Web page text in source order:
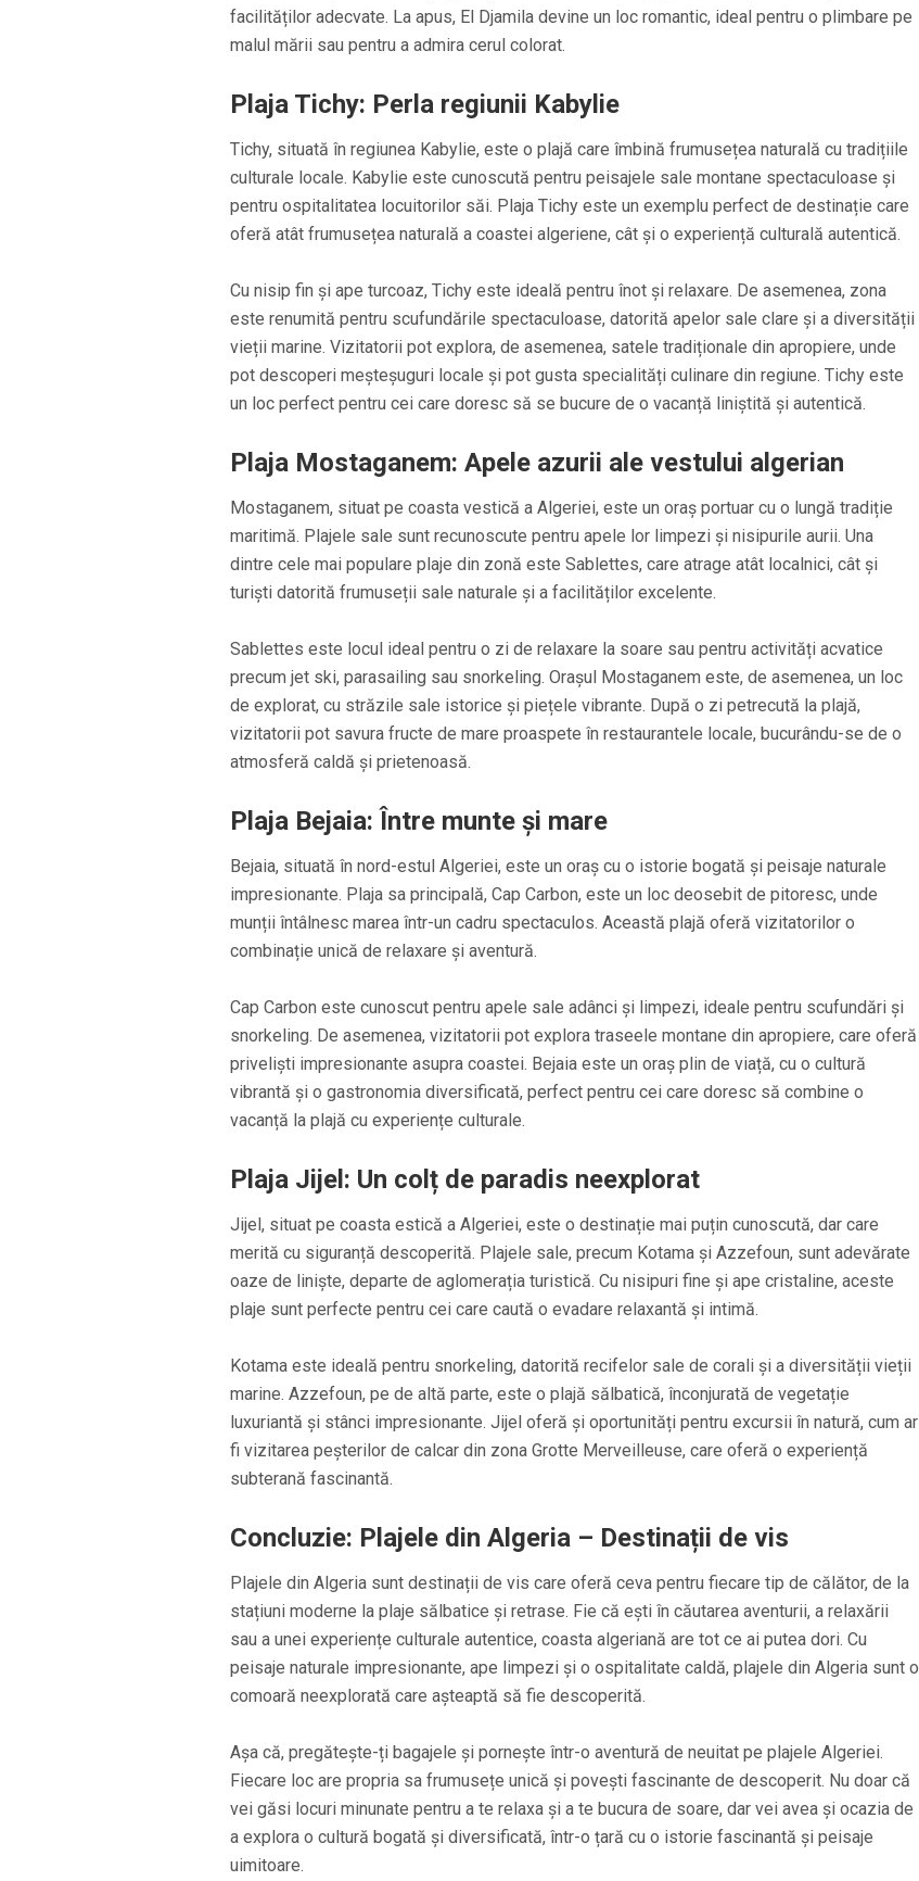
facilităților adecvate. La apus, El Djamila devine un loc romantic, ideal pentru o plimbare pe
malul mării sau pentru a admira cerul colorat.
Plaja Tichy: Perla regiunii Kabylie
Tichy, situată în regiunea Kabylie, este o plajă care îmbină frumusețea naturală cu tradițiile
culturale locale. Kabylie este cunoscută pentru peisajele sale montane spectaculoase și
pentru ospitalitatea locuitorilor săi. Plaja Tichy este un exemplu perfect de destinație care
oferă atât frumusețea naturală a coastei algeriene, cât și o experiență culturală autentică.
Cu nisip fin și ape turcoaz, Tichy este ideală pentru înot și relaxare. De asemenea, zona
este renumită pentru scufundările spectaculoase, datorită apelor sale clare și a diversității
vieții marine. Vizitatorii pot explora, de asemenea, satele tradiționale din apropiere, unde
pot descoperi meșteșuguri locale și pot gusta specialități culinare din regiune. Tichy este
un loc perfect pentru cei care doresc să se bucure de o vacanță liniștită și autentică.
Plaja Mostaganem: Apele azurii ale vestului algerian
Mostaganem, situat pe coasta vestică a Algeriei, este un oraș portuar cu o lungă tradiție
maritimă. Plajele sale sunt recunoscute pentru apele lor limpezi și nisipurile aurii. Una
dintre cele mai populare plaje din zonă este Sablettes, care atrage atât localnici, cât și
turiști datorită frumuseții sale naturale și a facilităților excelente.
Sablettes este locul ideal pentru o zi de relaxare la soare sau pentru activități acvatice
precum jet ski, parasailing sau snorkeling. Orașul Mostaganem este, de asemenea, un loc
de explorat, cu străzile sale istorice și piețele vibrante. După o zi petrecută la plajă,
vizitatorii pot savura fructe de mare proaspete în restaurantele locale, bucurându-se de o
atmosferă caldă și prietenoasă.
Plaja Bejaia: Între munte și mare
Bejaia, situată în nord-estul Algeriei, este un oraș cu o istorie bogată și peisaje naturale
impresionante. Plaja sa principală, Cap Carbon, este un loc deosebit de pitoresc, unde
munții întâlnesc marea într-un cadru spectaculos. Această plajă oferă vizitatorilor o
combinație unică de relaxare și aventură.
Cap Carbon este cunoscut pentru apele sale adânci și limpezi, ideale pentru scufundări și
snorkeling. De asemenea, vizitatorii pot explora traseele montane din apropiere, care oferă
priveliști impresionante asupra coastei. Bejaia este un oraș plin de viață, cu o cultură
vibrantă și o gastronomia diversificată, perfect pentru cei care doresc să combine o
vacanță la plajă cu experiențe culturale.
Plaja Jijel: Un colț de paradis neexplorat
Jijel, situat pe coasta estică a Algeriei, este o destinație mai puțin cunoscută, dar care
merită cu siguranță descoperită. Plajele sale, precum Kotama și Azzefoun, sunt adevărate
oaze de liniște, departe de aglomerația turistică. Cu nisipuri fine și ape cristaline, aceste
plaje sunt perfecte pentru cei care caută o evadare relaxantă și intimă.
Kotama este ideală pentru snorkeling, datorită recifelor sale de corali și a diversității vieții
marine. Azzefoun, pe de altă parte, este o plajă sălbatică, înconjurată de vegetație
luxuriantă și stânci impresionante. Jijel oferă și oportunități pentru excursii în natură, cum ar
fi vizitarea peșterilor de calcar din zona Grotte Merveilleuse, care oferă o experiență
subterană fascinantă.
Concluzie: Plajele din Algeria – Destinații de vis
Plajele din Algeria sunt destinații de vis care oferă ceva pentru fiecare tip de călător, de la
stațiuni moderne la plaje sălbatice și retrase. Fie că ești în căutarea aventurii, a relaxării
sau a unei experiențe culturale autentice, coasta algeriană are tot ce ai putea dori. Cu
peisaje naturale impresionante, ape limpezi și o ospitalitate caldă, plajele din Algeria sunt o
comoară neexplorată care așteaptă să fie descoperită.
Așa că, pregătește-ți bagajele și pornește într-o aventură de neuitat pe plajele Algeriei.
Fiecare loc are propria sa frumusețe unică și povești fascinante de descoperit. Nu doar că
vei găsi locuri minunate pentru a te relaxa și a te bucura de soare, dar vei avea și ocazia de
a explora o cultură bogată și diversificată, într-o țară cu o istorie fascinantă și peisaje
uimitoare.